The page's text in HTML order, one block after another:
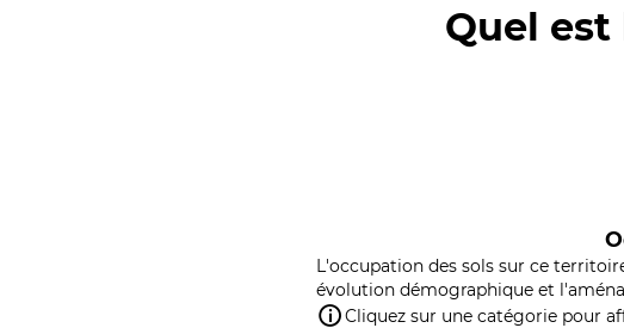
Quel
L'occupation des sols sur ce
évolution démographique et
Cliquez sur une catégorie pour